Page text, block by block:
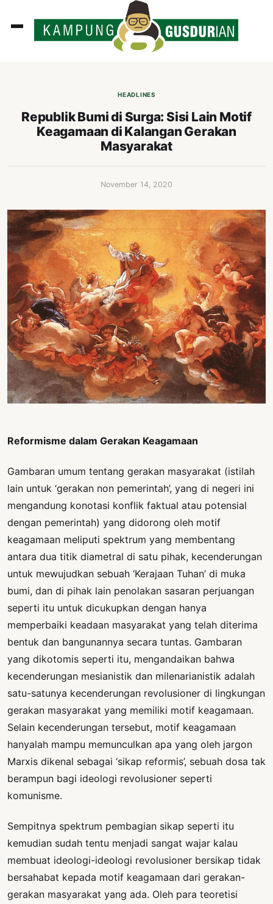
HEADLINES
Republik Bumi di Surga: Sisi Lain Motif
Keagamaan di Kalangan Gerakan
Masyarakat
November 14, 2020
Reformisme dalam Gerakan Keagamaan
Gambaran umum tentang gerakan masyarakat (istilah
lain untuk ‘gerakan non pemerintah’, yang di negeri ini
mengandung konotasi konflik faktual atau potensial
dengan pemerintah) yang didorong oleh motif
keagamaan meliputi spektrum yang membentang
antara dua titik diametral di satu pihak, kecenderungan
untuk mewujudkan sebuah ‘Kerajaan Tuhan’ di muka
bumi, dan di pihak lain penolakan sasaran perjuangan
seperti itu untuk dicukupkan dengan hanya
memperbaiki keadaan masyarakat yang telah diterima
bentuk dan bangunannya secara tuntas. Gambaran
yang dikotomis seperti itu, mengandaikan bahwa
kecenderungan mesianistik dan milenarianistik adalah
satu-satunya kecenderungan revolusioner di lingkungan
gerakan masyarakat yang memiliki motif keagamaan.
Selain kecenderungan tersebut, motif keagamaan
hanyalah mampu memunculkan apa yang oleh jargon
Marxis dikenal sebagai ‘sikap reformis’, sebuah dosa tak
berampun bagi ideologi revolusioner seperti
komunisme.
Sempitnya spektrum pembagian sikap seperti itu
kemudian sudah tentu menjadi sangat wajar kalau
membuat ideologi-ideologi revolusioner bersikap tidak
bersahabat kepada motif keagamaan dari gerakan-
gerakan masyarakat yang ada. Oleh para teoretisi